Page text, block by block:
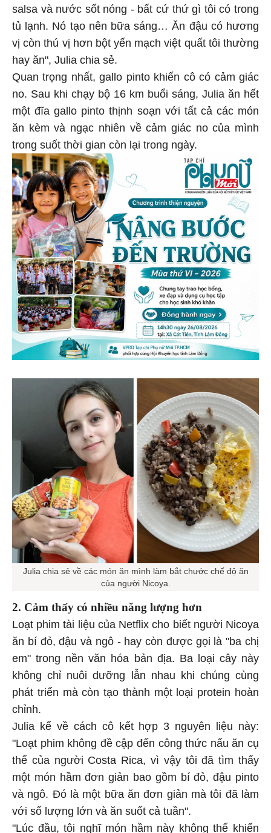
salsa và nước sốt nóng - bất cứ thứ gì tôi có trong
tủ lạnh. Nó tạo nên bữa sáng… Ăn đậu có hương
vị còn thú vị hơn bột yến mạch việt quất tôi thường
hay ăn", Julia chia sẻ.
Quan trọng nhất, gallo pinto khiến cô có cảm giác
no. Sau khi chạy bộ 16 km buổi sáng, Julia ăn hết
một đĩa gallo pinto thịnh soạn với tất cả các món
ăn kèm và ngạc nhiên về cảm giác no của mình
trong suốt thời gian còn lại trong ngày.
Julia chia sẻ về các món ăn mình làm bắt chước chế độ ăn
của người Nicoya.
2. Cảm thấy có nhiều năng lượng hơn
Loạt phim tài liệu của Netflix cho biết người Nicoya
ăn bí đỏ, đậu và ngô - hay còn được gọi là "ba chị
em" trong nền văn hóa bản địa. Ba loại cây này
không chỉ nuôi dưỡng lẫn nhau khi chúng cùng
phát triển mà còn tạo thành một loại protein hoàn
chỉnh.
Julia kể về cách cô kết hợp 3 nguyên liệu này:
"Loạt phim không đề cập đến công thức nấu ăn cụ
thể của người Costa Rica, vì vậy tôi đã tìm thấy
một món hầm đơn giản bao gồm bí đỏ, đậu pinto
và ngô. Đó là một bữa ăn đơn giản mà tôi đã làm
với số lượng lớn và ăn suốt cả tuần".
"Lúc đầu, tôi nghĩ món hầm này không thể khiến